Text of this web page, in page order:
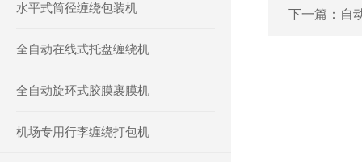
水平式筒径缠绕包装机
全自动在线式托盘缠绕机
全自动旋环式胶膜裹膜机
机场专用行李缠绕打包机
下一篇： 自